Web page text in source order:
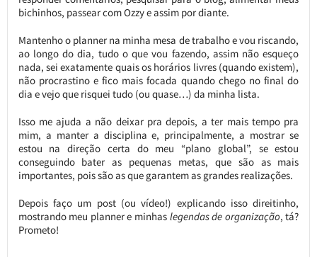
bichinhos, passear com Ozzy e assim por diante.
Mantenho o planner na minha mesa de trabalho e vou riscando,
ao longo do dia, tudo o que vou fazendo, assim não esqueço
nada, sei exatamente quais os horários livres (quando existem),
não procrastino e fico mais focada quando chego no final do
dia e vejo que risquei tudo (ou quase…) da minha lista.
Isso me ajuda a não deixar pra depois, a ter mais tempo pra
mim, a manter a disciplina e, principalmente, a mostrar se
estou na direção certa do meu “plano global”, se estou
conseguindo bater as pequenas metas, que são as mais
importantes, pois são as que garantem as grandes realizações.
Depois faço um post (ou vídeo!) explicando isso direitinho,
mostrando meu planner e minhas legendas de organização, tá?
Prometo!